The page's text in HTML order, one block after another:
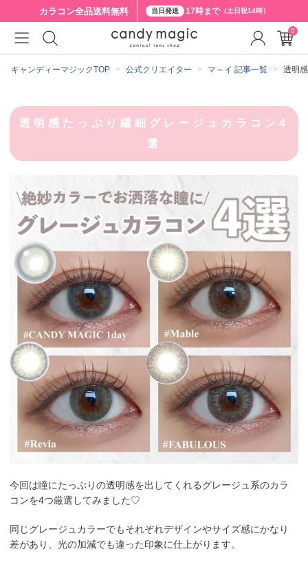
カラコン全品送料無料 当日発送 17時まで（土日祝14時）
キャンディーマジックTOP 公式クリエイター マ～イ 記事一覧 透明
透明感たっぷり繊細グレージュカラコン4
選
今回は瞳にたっぷりの透明感を出してくれるグレージュ系のカラ
コンを4つ厳選してみました♡
同じグレージュカラーでもそれぞれデザインやサイズ感にかなり
差があり、光の加減でも違った印象に仕上がります。
0